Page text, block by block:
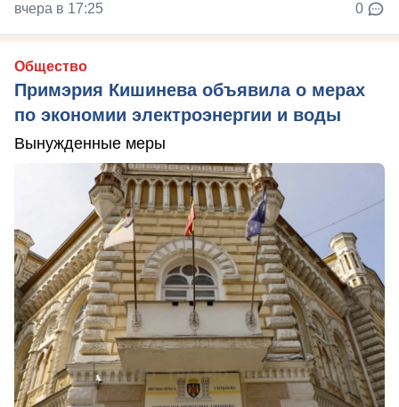
вчера в 17:25 0
Общество
Примэрия Кишинева объявила о мерах
по экономии электроэнергии и воды
Вынужденные меры